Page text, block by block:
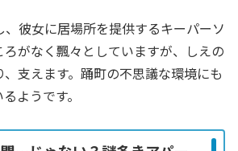
彼女に居場所を提供するキーパーソ
ろがなく飄々としていますが、しえの
支えます。踊町の不思議な環境にも
ようです。